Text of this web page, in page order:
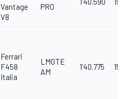
Vantage
V8
PRO
Ferrari
F458
Italia
LMGTE
AM
1'40.775